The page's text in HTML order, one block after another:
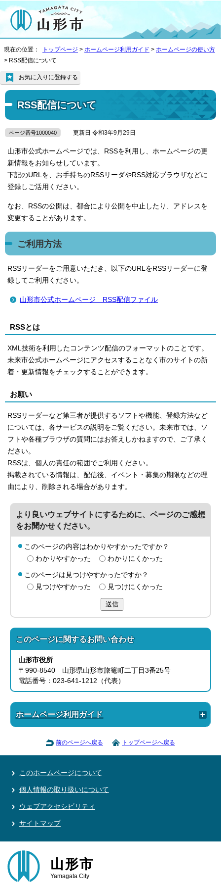
現在の位置： トップページ > ホームページ利用ガイド > ホームページの使い方
> RSS配信について
RSS配信について
お気に入りに登録する
ページ番号1000040 更新日 令和3年9月29日
山形市公式ホームページでは、RSSを利用し、ホームページの更
新情報をお知らせしています。
下記のURLを、お手持ちのRSSリーダやRSS対応ブラウザなどに
登録しご活用ください。
なお、RSSの公開は、都合により公開を中止したり、アドレスを
変更することがあります。
ご利用方法
RSSリーダーをご用意いただき、以下のURLをRSSリーダーに登
録してご利用ください。
山形市公式ホームページ RSS配信ファイル
RSSとは
XML技術を利用したコンテンツ配信のフォーマットのことです。
未来市公式ホームページにアクセスすることなく市のサイトの新
着・更新情報をチェックすることができます。
お願い
RSSリーダーなど第三者が提供するソフトや機能、登録方法など
については、各サービスの説明をご覧ください。未来市では、ソ
フトや各種ブラウザの質問にはお答えしかねますので、ご了承く
ださい。
RSSは、個人の責任の範囲でご利用ください。
掲載されている情報は、配信後、イベント・募集の期限などの理
由により、削除される場合があります。
より良いウェブサイトにするために、ページのご感想
をお聞かせください。
このページの内容はわかりやすかったですか？
わかりやすかった
わかりにくかった
このページは見つけやすかったですか？
見つけやすかった
見つけにくかった
送信
このページに関するお問い合わせ
山形市役所
〒990-8540 山形県山形市旅篭町二丁目3番25号
電話番号：023-641-1212（代表）
ホームページ利用ガイド
前のページへ戻る トップページへ戻る
このホームページについて
個人情報の取り扱いについて
ウェブアクセシビリティ
サイトマップ
山形市
Yamagata City